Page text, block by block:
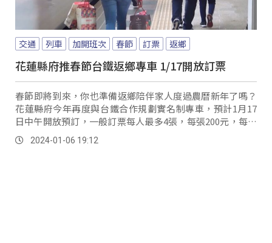
交通 列車 加開班次 春節 訂票 返鄉
花蓮縣府推春節台鐵返鄉專車 1/17開放訂票
春節即將到來，你也準備返鄉陪伴家人度過農曆新年了嗎？
花蓮縣府今年再度與台鐵合作規劃實名制專車，預計1月17
日中午開放預訂，一般訂票每人最多4張，每張200元，每班
次開放370個座位。
2024-01-06 19:12